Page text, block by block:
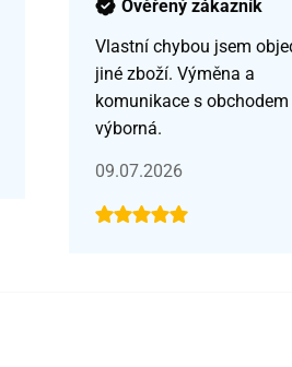
Ověřený zákazník
Vlastní chybou jsem
jiné zboží. Výměna a
komunikace s obchodem
výborná.
09.07.2026